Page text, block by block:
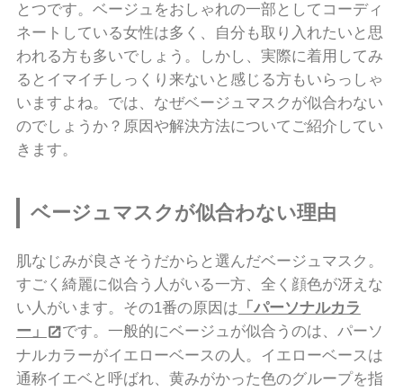
とつです。ベージュをおしゃれの一部としてコーディ
ネートしている女性は多く、自分も取り入れたいと思
われる方も多いでしょう。しかし、実際に着用してみ
るとイマイチしっくり来ないと感じる方もいらっしゃ
いますよね。では、なぜベージュマスクが似合わない
のでしょうか？原因や解決方法についてご紹介してい
きます。
ベージュマスクが似合わない理由
肌なじみが良さそうだからと選んだベージュマスク。
すごく綺麗に似合う人がいる一方、全く顔色が冴えな
い人がいます。その1番の原因は 「パーソナルカラ
ー」
です。一般的にベージュが似合うのは、パーソ
ナルカラーがイエローベースの人。イエローベースは
通称イエベと呼ばれ、黄みがかった色のグループを指